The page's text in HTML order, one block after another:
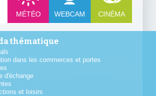
MÉTÉO WEBCAM CINÉMA
thématique
dans les commerces et portes
d'échange
et loisirs